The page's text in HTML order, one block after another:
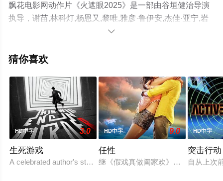
飘花电影网动作片《火遮眼2025》是一部由谷垣健治导演
执导，谢苗,林科灯,杨恩又,黎唯,雅彦·鲁伊安,杰佳·亚宁,岩
永丞威,萨哈贾克·波斯安吉特,玛娜莎楠·潘叻翁固,郭峻卿,威
亚猜,查亚尼·里提玛等演员精彩演绎的香港电影，手机免费
信息可移步至豆瓣电影、电视猫或剧情网等平台了解。
。

猜你喜欢
HD中字 3.0
生死游戏
A celebrated author's story about a genetic experiment morphs
HD中字 9.0
任性
继《假戏真做阖家欢》和《国王计划
HD中字
突击行动
自从上次